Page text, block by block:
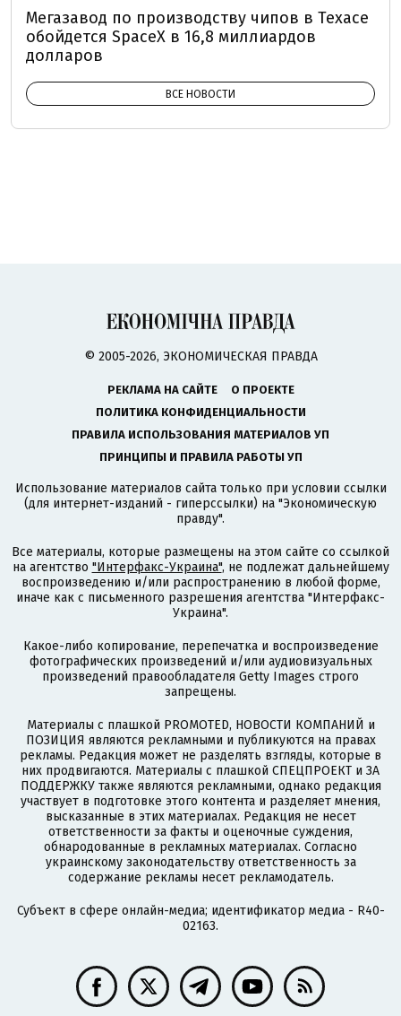
Мегазавод по производству чипов в Техасе
обойдется SpaceX в 16,8 миллиардов
долларов
ВСЕ НОВОСТИ
© 2005-2026, ЭКОНОМИЧЕСКАЯ ПРАВДА
РЕКЛАМА НА САЙТЕ
О ПРОЕКТЕ
ПОЛИТИКА КОНФИДЕНЦИАЛЬНОСТИ
ПРАВИЛА ИСПОЛЬЗОВАНИЯ МАТЕРИАЛОВ УП
ПРИНЦИПЫ И ПРАВИЛА РАБОТЫ УП
Использование материалов сайта только при условии ссылки
(для интернет-изданий - гиперссылки) на "Экономическую
правду".
Все материалы, которые размещены на этом сайте со ссылкой
на агентство "Интерфакс-Украина", не подлежат дальнейшему
воспроизведению и/или распространению в любой форме,
иначе как с письменного разрешения агентства "Интерфакс-
Украина".
Какое-либо копирование, перепечатка и воспроизведение
фотографических произведений и/или аудиовизуальных
произведений правообладателя Getty Images строго
запрещены.
Материалы с плашкой PROMOTED, НОВОСТИ КОМПАНИЙ и
ПОЗИЦИЯ являются рекламными и публикуются на правах
рекламы. Редакция может не разделять взгляды, которые в
них продвигаются. Материалы с плашкой СПЕЦПРОЕКТ и ЗА
ПОДДЕРЖКУ также являются рекламными, однако редакция
участвует в подготовке этого контента и разделяет мнения,
высказанные в этих материалах. Редакция не несет
ответственности за факты и оценочные суждения,
обнародованные в рекламных материалах. Согласно
украинскому законодательству ответственность за
содержание рекламы несет рекламодатель.
Субъект в сфере онлайн-медиа; идентификатор медиа - R40-
02163.